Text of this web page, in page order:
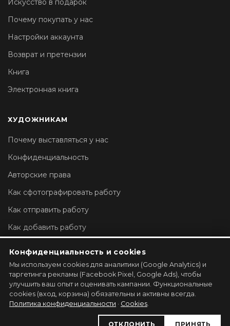
Искусство в подарок
Почему покупать у нас
Настройки аккаунта
Возврат и претензии
Книга
Электронная книга
ХУДОЖНИКАМ
Почему выставляться у нас
Конфиденциальность
Авторские права
Как сфотографировать работу
Как отправить работу
Как добавить работу
ЗАРЕГИСТРИРОВАТЬ ГАЛЕРЕЮ →
Конфиденциальность и cookies
Мы используем cookies для аналитики (Google Analytics) и
таргетинга рекламы (Facebook Pixel, Google Ads), чтобы
улучшить ваш опыт и оценивать кампании. Функциональные
cookies (вход, корзина) обязательны и активны всегда.
Политика конфиденциальности · Cookies.
ОТКЛОНИТЬ ПРИНЯТЬ